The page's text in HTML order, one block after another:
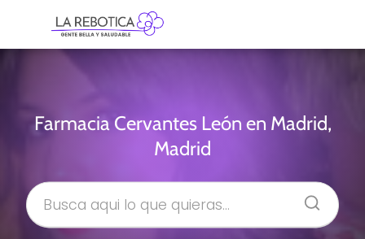
Farmacia Cervantes León en Madrid,
Madrid